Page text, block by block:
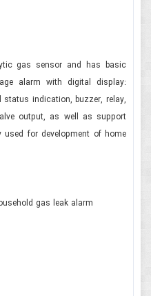
gas sensor and has basic
alarm with digital display:
indication, buzzer, relay,
output, as well as support
for development of home
gas leak alarm